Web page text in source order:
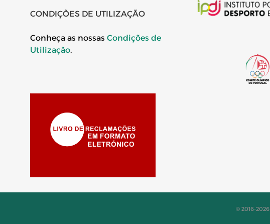
CONDIÇÕES DE UTILIZAÇÃO
Conheça as nossas Condições de
Utilização.
© 2016-2026